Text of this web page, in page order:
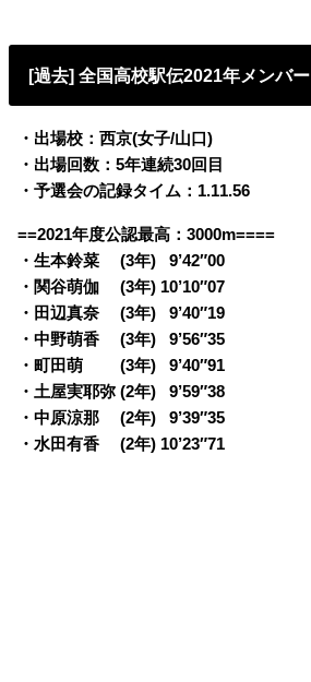
[過去] 全国高校駅伝2021年メンバー
・出場校：西京(女子/山口)
・出場回数：5年連続30回目
・予選会の記録タイム：1.11.56
==2021年度公認最高：3000m====
・生本鈴菜 (3年)
09’42″00
・関谷萌伽 (3年) 10’10″07
・田辺真奈 (3年)
09’40″19
・中野萌香 (3年)
09’56″35
・町田萌 (3年)
09’40″91
・土屋実耶弥 (2年)
09’59″38
・中原涼那 (2年)
09’39″35
・水田有香 (2年) 10’23″71